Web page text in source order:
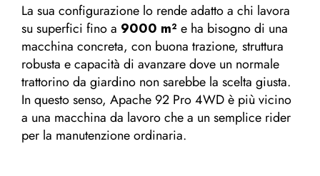
La sua configurazione lo rende adatto a chi lavora
su superfici fino a 9000 m² e ha bisogno di una
macchina concreta, con buona trazione, struttura
robusta e capacità di avanzare dove un normale
trattorino da giardino non sarebbe la scelta giusta.
In questo senso, Apache 92 Pro 4WD è più vicino
a una macchina da lavoro che a un semplice rider
per la manutenzione ordinaria.